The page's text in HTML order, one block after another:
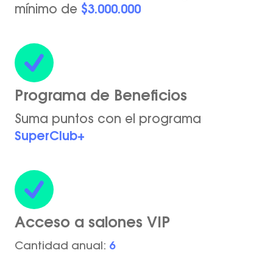
mínimo de $3.000.000
Programa de Beneficios
Suma puntos con el programa
SuperClub+
Acceso a salones VIP
Cantidad anual: 6